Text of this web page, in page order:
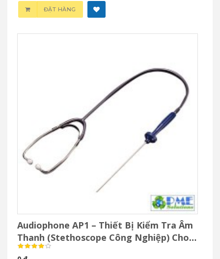
ĐẶT HÀNG
Audiophone AP1 – Thiết Bị Kiểm Tra Âm
Thanh (Stethoscope Công Nghiệp) Cho
Bảo Trì Công Nghiệp